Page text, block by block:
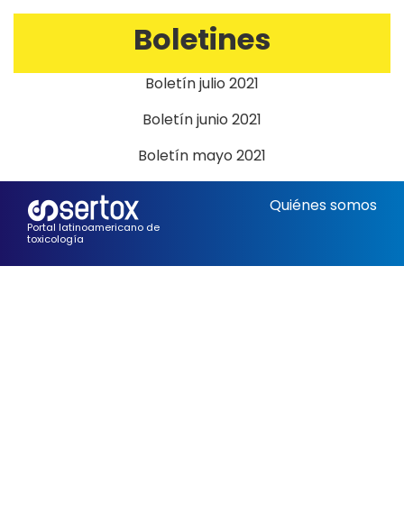
Boletines
Boletín julio 2021
Boletín junio 2021
Boletín mayo 2021
Portal latinoamericano de
toxicología
Quiénes somos